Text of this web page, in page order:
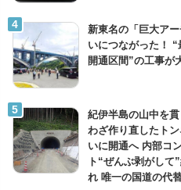
新東名の「巨大ア
いにつながった！ “
開通区間”の工事が
紀伊半島の山中を
わざ作り直したト
いに開通へ 内部コ
ト“ぜんぶ剥がして
れ 唯一の国道の代